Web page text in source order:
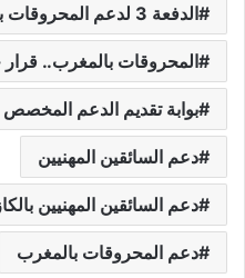
الدفعة 3 لدعم المحروقات بالمغرب
المحروقات بالمغرب..
بوابة تقديم الدعم
دعم السائقين المهنيين
دعم السائقين المهنيين
دعم المحروقات بالمغرب